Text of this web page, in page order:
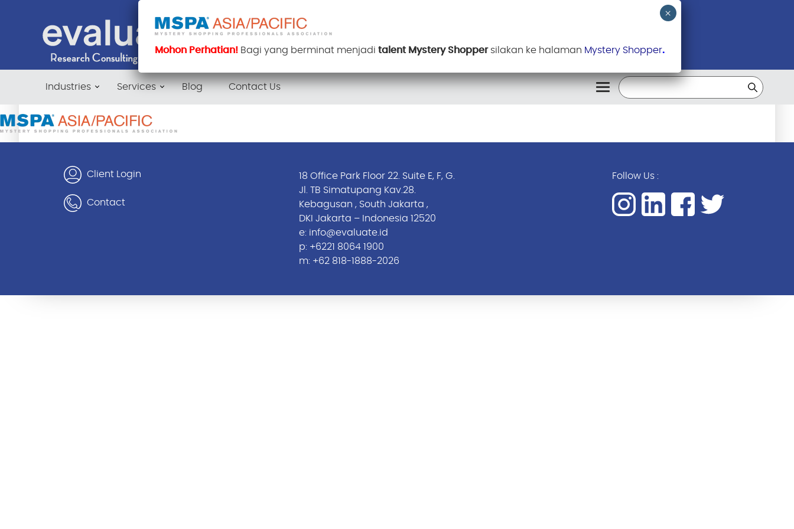
Industries Services Blog Contact Us
Client Login
Contact
18 Office Park Floor 22. Suite E, F, G.
Jl. TB Simatupang Kav.28.
Kebagusan , South Jakarta ,
DKI Jakarta – Indonesia 12520
e: info@evaluate.id
p: +6221 8064 1900
m: +62 818-1888-2026
Follow Us :
Mohon Perhatian!Bagi yang berminat menjadi talent Mystery Shoppersilakan ke halaman Mystery Shopper.